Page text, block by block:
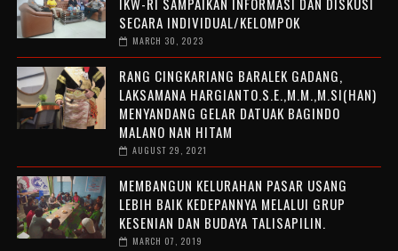
IKW-RI SAMPAIKAN INFORMASI DAN DISKUSI
SECARA INDIVIDUAL/KELOMPOK
MARCH 30, 2023
RANG CINGKARIANG BARALEK GADANG,
LAKSAMANA HARGIANTO.S.E.,M.M.,M.SI(HAN)
MENYANDANG GELAR DATUAK BAGINDO
MALANO NAN HITAM
AUGUST 29, 2021
MEMBANGUN KELURAHAN PASAR USANG
LEBIH BAIK KEDEPANNYA MELALUI GRUP
KESENIAN DAN BUDAYA TALISAPILIN.
MARCH 07, 2019